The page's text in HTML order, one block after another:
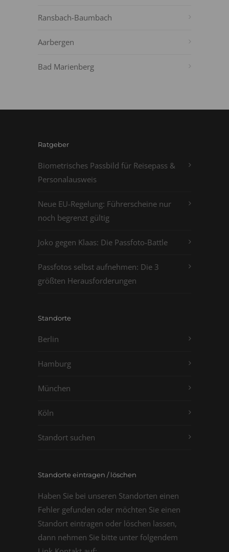
Ransbach-Baumbach
Aarbergen
Bad Marienberg
Ratgeber
Biometrisches Passbild für Reisepass &
Personalausweis
Neue EU-Regelung: Führerscheine nur
noch begrenzt gültig
Joko gegen Klaas: Die Passfoto-Battle
Passfotos selbst aufnehmen: Die 3
größten Herausforderungen
Standorte
Berlin
Hamburg
München
Köln
Standort suchen
Standorte eintragen / löschen
Haben Sie bei unseren Standorten einen
Fehler gefunden oder möchten Sie einen
Standort eintragen oder löschen lassen,
dann nehmen Sie bitte unter folgendem